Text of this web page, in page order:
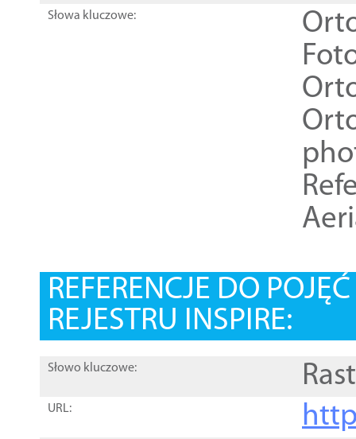
Słowa kluczowe:
REFERENCJE DO
REJESTRU INSPIRE:
Słowo kluczowe:
URL: